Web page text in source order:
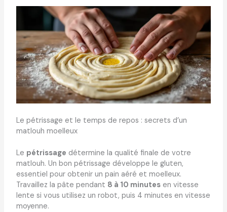
Le pétrissage et le temps de repos : secrets d’un
matlouh moelleux
Le pétrissage détermine la qualité finale de votre
matlouh. Un bon pétrissage développe le gluten,
essentiel pour obtenir un pain aéré et moelleux.
Travaillez la pâte pendant 8 à 10 minutesen vitesse
lente si vous utilisez un robot, puis 4 minutes en vitesse
moyenne.